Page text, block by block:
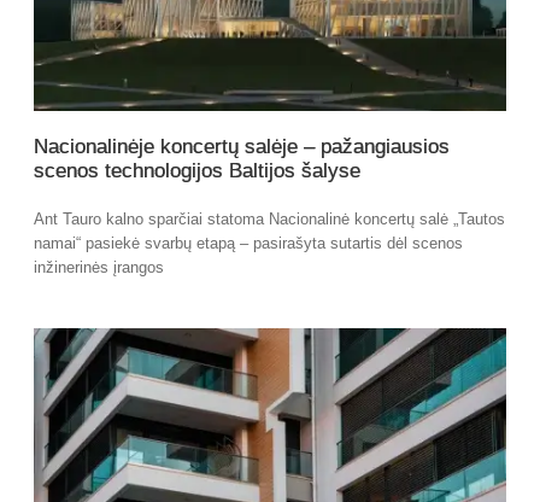
Nacionalinėje koncertų salėje – pažangiausios
scenos technologijos Baltijos šalyse
Ant Tauro kalno sparčiai statoma Nacionalinė koncertų salė „Tautos
namai“ pasiekė svarbų etapą – pasirašyta sutartis dėl scenos
inžinerinės įrangos